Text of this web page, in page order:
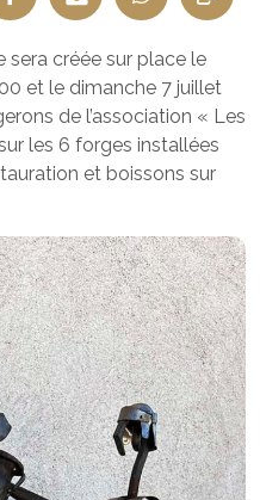
sera créée sur place le
et le dimanche 7 juillet
de l’association « Les
les 6 forges installées
et boissons sur